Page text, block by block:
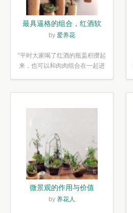
最具逼格的组合，红酒软
木塞diy多肉植物盆栽
by 爱养花
“平时大家喝了红酒的瓶盖积攒起
来，也可以和肉肉组合在一起进
微景观的作用与价值
by 养花人